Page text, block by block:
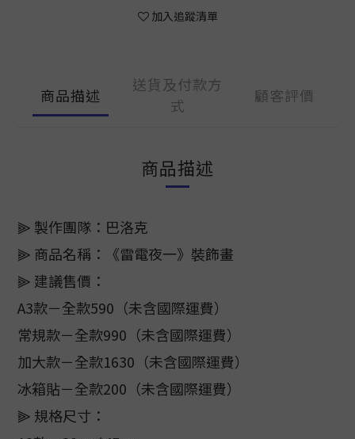
加入追蹤清單
商品描述
送貨及付款方
式
顧客評價
商品描述
⫸ 製作團隊：巴洛克
⫸ 商品名稱：《雷電夜一》裝飾畫
⫸ 建議售價：
A3款－全款590（未含國際運費）
常規款－全款990（未含國際運費）
加大款－全款1630（未含國際運費）
冰箱貼－全款200（未含國際運費）
⫸ 規格尺寸：